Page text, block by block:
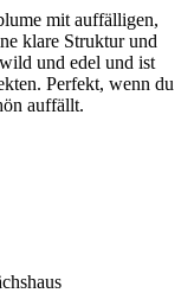
mit auffälligen,
klare Struktur und
und edel und ist
Perfekt, wenn du
auffällt.